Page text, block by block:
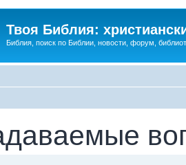
Твоя Библия:
Библия, поиск по Библии, новости, форум,